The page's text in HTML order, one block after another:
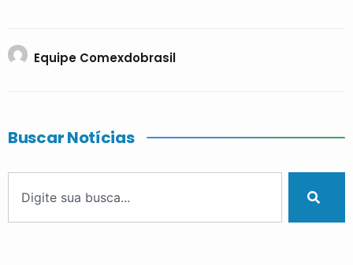
Equipe Comexdobrasil
Buscar Notícias